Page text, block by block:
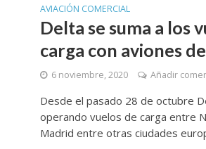
AVIACIÓN COMERCIAL
Delta se suma a los
carga con aviones
6 noviembre, 2020 Añadir
Desde el pasado 28 de octubre
operando vuelos de carga entre
Madrid entre otras ciudades